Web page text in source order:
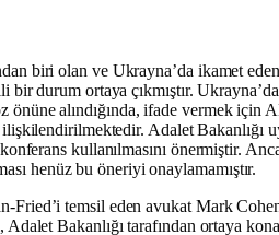
biri olan ve Ukrayna’da ikamet eden
durum ortaya çıkmıştır. Ukrayna’da
önüne alındığında, ifade vermek için
Adalet Bakanlığı
kullanılmasını önermiştir.
henüz bu öneriyi onaylamamıştır.
Fried’i temsil eden avukat Mark
Bakanlığı tarafından ortaya